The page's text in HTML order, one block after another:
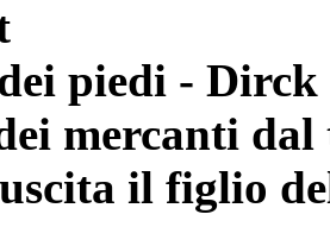
piedi - Dirck
mercanti
il figlio